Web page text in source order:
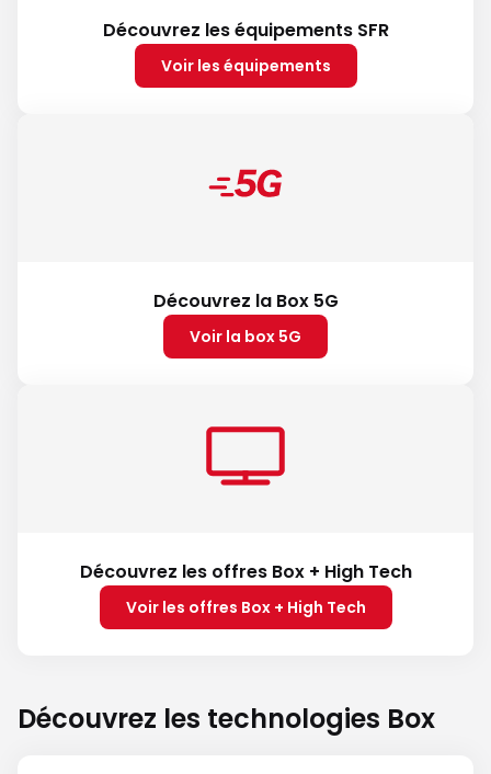
Découvrez les équipements SFR
Voir les équipements
Découvrez la Box 5G
Voir la box 5G
Découvrez les offres Box + High Tech
Voir les offres Box + High Tech
Découvrez les technologies Box